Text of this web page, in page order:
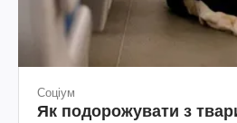
Соціум
Як подорожувати з